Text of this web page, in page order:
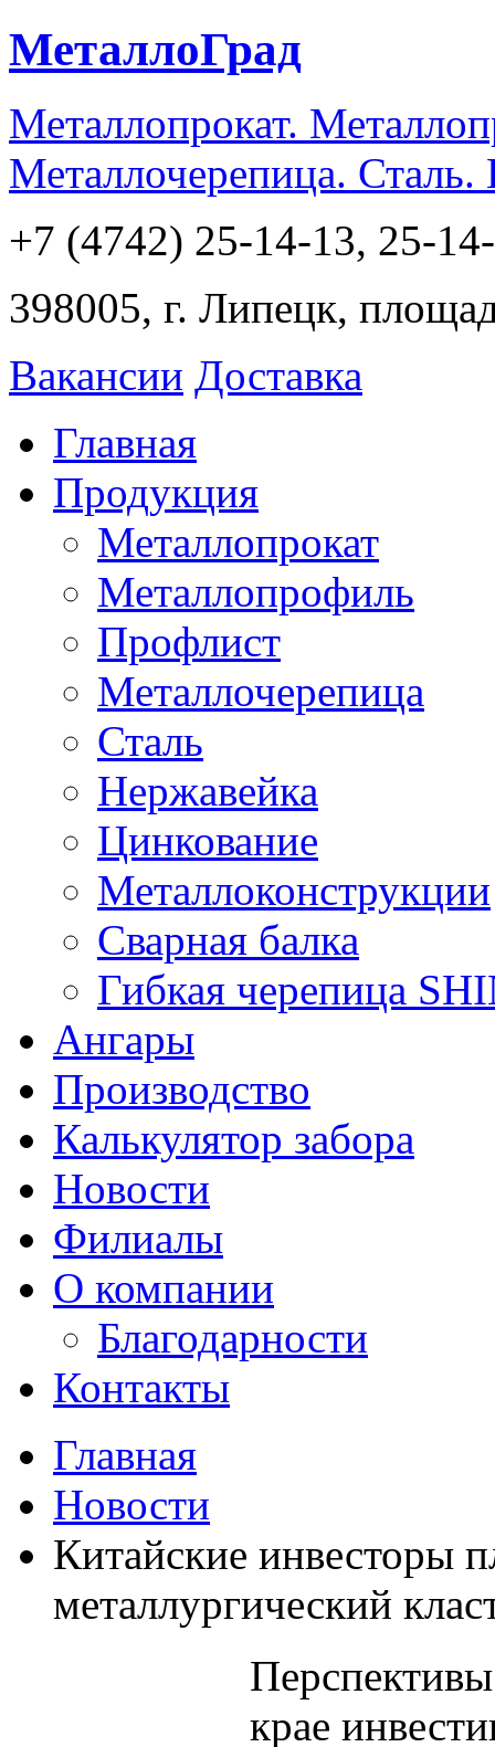
МеталлоГрад
Металлопрокат.
Металлочерепица.
+7 (4742) 25-14-13, 25-
398005, г. Липецк,
Вакансии Доставка
Главная
Продукция
Металлопрокат
Металлопрофиль
Профлист
Металлочерепица
Сталь
Нержавейка
Цинкование
Металлоконструкции
Сварная балка
Гибкая черепица
Ангары
Производство
Калькулятор забора
Новости
Филиалы
О компании
Благодарности
Контакты
Главная
Новости
Китайские инвесторы
металлургический
крае